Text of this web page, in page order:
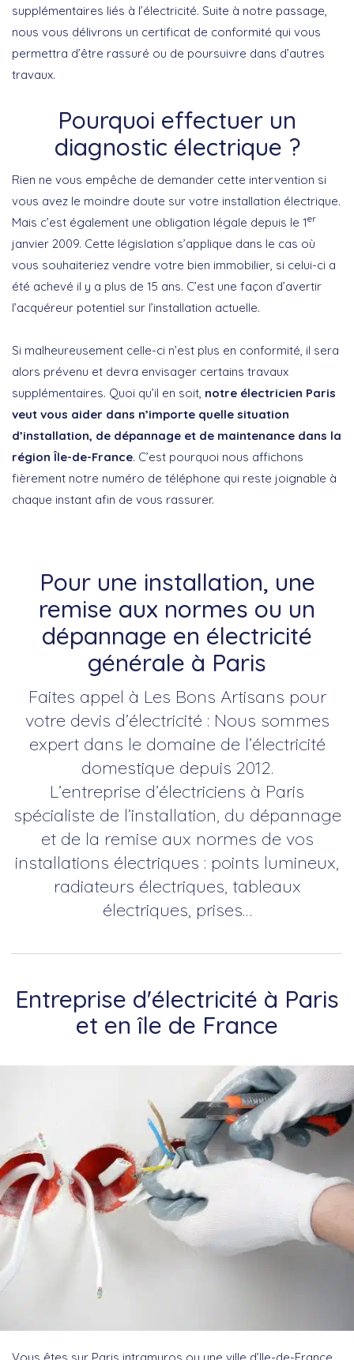
supplémentaires liés à l’électricité. Suite à notre passage,
nous vous délivrons un certificat de conformité qui vous
permettra d’être rassuré ou de poursuivre dans d’autres
travaux.
Pourquoi effectuer un
diagnostic électrique ?
Rien ne vous empêche de demander cette intervention si
vous avez le moindre doute sur votre installation électrique.
Mais c’est également une obligation légale depuis le 1er
janvier 2009. Cette législation s’applique dans le cas où
vous souhaiteriez vendre votre bien immobilier, si celui-ci a
été achevé il y a plus de 15 ans. C’est une façon d’avertir
l’acquéreur potentiel sur l’installation actuelle.
Si malheureusement celle-ci n’est plus en conformité, il sera
alors prévenu et devra envisager certains travaux
supplémentaires. Quoi qu’il en soit, notre électricien Paris
veut vous aider dans n’importe quelle situation
d’installation, de dépannage et de maintenance dans la
région Île-de-France. C’est pourquoi nous affichons
fièrement notre numéro de téléphone qui reste joignable à
chaque instant afin de vous rassurer.
Pour une installation, une
remise aux normes ou un
dépannage en électricité
générale à Paris
Faites appel à Les Bons Artisans pour
votre devis d’électricité : Nous sommes
expert dans le domaine de l’électricité
domestique depuis 2012.
L’entreprise d’électriciens à Paris
spécialiste de l’installation, du dépannage
et de la remise aux normes de vos
installations électriques : points lumineux,
radiateurs électriques, tableaux
électriques, prises…
Entreprise d'électricité à Paris
et en île de France